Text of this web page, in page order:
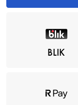
BLIK